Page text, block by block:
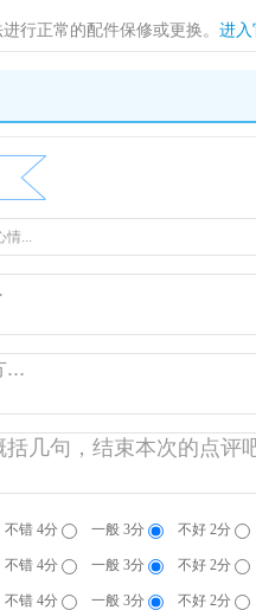
行正常的配件保修或更换。 进入
不错 4分 一般 3分 不好 2分
不错 4分 一般 3分 不好 2分
不错 4分 一般 3分 不好 2分